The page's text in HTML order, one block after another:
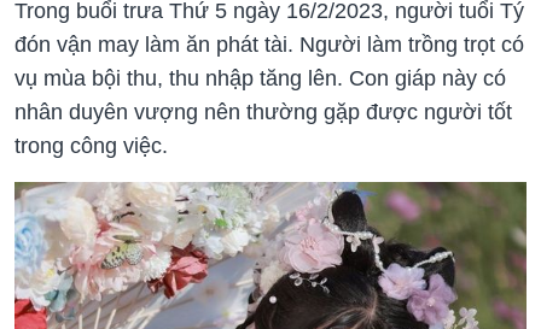
Trong buổi trưa Thứ 5 ngày 16/2/2023, người tuổi Tý
đón vận may làm ăn phát tài. Người làm trồng trọt có
vụ mùa bội thu, thu nhập tăng lên. Con giáp này có
nhân duyên vượng nên thường gặp được người tốt
trong công việc.